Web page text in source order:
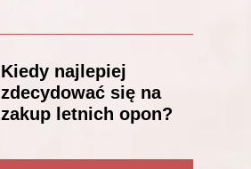
Kiedy najlepiej
zdecydować się na
zakup letnich opon?